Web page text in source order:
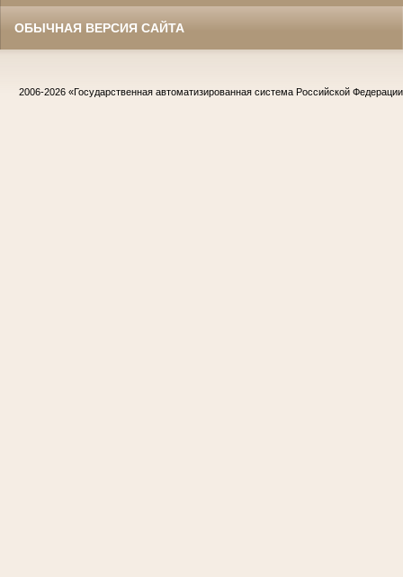
ОБЫЧНАЯ ВЕРСИЯ САЙТА
2006-2026 «Государственная автоматизированная система Российской